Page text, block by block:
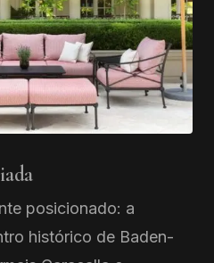
posicionado: a
histórico de Baden-